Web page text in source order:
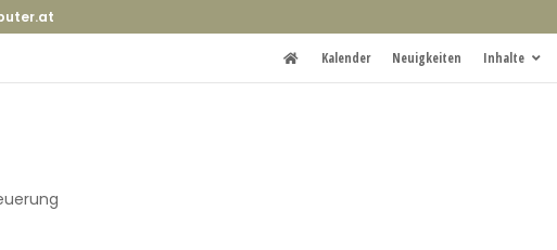
Kalender Neuigkeiten Inhalte